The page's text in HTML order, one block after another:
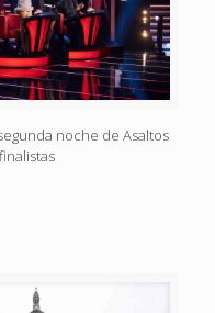
noche de Asaltos